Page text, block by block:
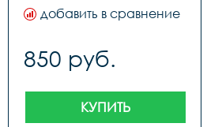
добавить в сравнение
850 руб.
КУПИТЬ